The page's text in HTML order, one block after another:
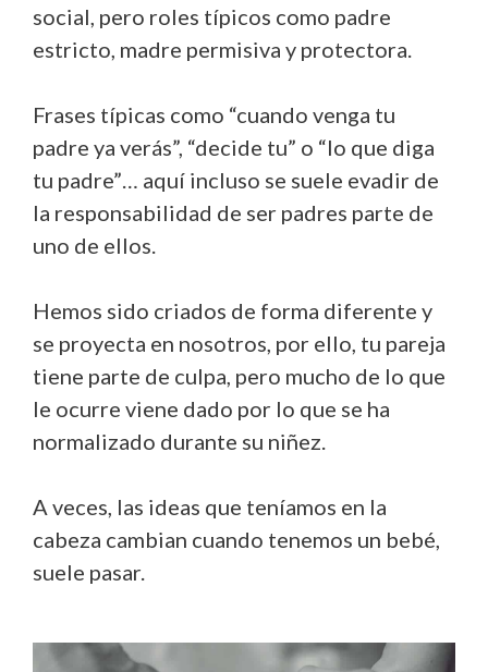
social, pero roles típicos como padre
estricto, madre permisiva y protectora.
Frases típicas como “cuando venga tu
padre ya verás”, “decide tu” o “lo que diga
tu padre”… aquí incluso se suele evadir de
la responsabilidad de ser padres parte de
uno de ellos.
Hemos sido criados de forma diferente y
se proyecta en nosotros, por ello, tu pareja
tiene parte de culpa, pero mucho de lo que
le ocurre viene dado por lo que se ha
normalizado durante su niñez.
A veces, las ideas que teníamos en la
cabeza cambian cuando tenemos un bebé,
suele pasar.